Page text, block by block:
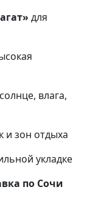
для
влага,
и зон отдыха
укладке
по Сочи